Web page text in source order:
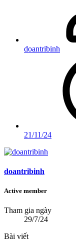
doantribinh
21/11/24
doantribinh
Active member
Tham gia ngày
29/7/24
Bài viết